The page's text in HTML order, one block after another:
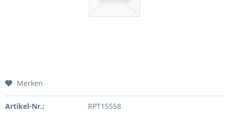
Merken
Artikel-Nr.: RPT15558